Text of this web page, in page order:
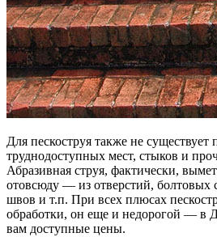
Для пескоструя также не
труднодоступных мест, стыков и
Абразивная струя, фактически,
отовсюду — из отверстий, болтовых
швов и т.п. При всех плюсах
обработки, он еще и недорогой — в
вам доступные цены.